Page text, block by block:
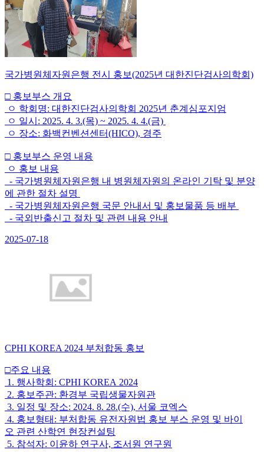
국가병원체자원은행 전시 홍보(2025년 대한진단검사의학회)
□ 홍보부스 개요
ㅇ 학회명: 대한진단검사의학회 2025년 춘계심포지엄
ㅇ 일시: 2025. 4. 3.(목) ~ 2025. 4. 4.(금)
ㅇ 장소: 화백컨벤션센터(HICO), 경주
□ 홍보부스 운영 내용
ㅇ 홍보 내용
- 국가병원체자원은행 내 병원체자원의 온라인 기탁 및 분양
에 관한 절차 설명
- 국가병원체자원은행 국문 안내서 및 홍보물품 등 배부
- 국외반출신고 절차 및 관련 내용 안내
2025-07-18
CPHI KOREA 2024 부처합동 홍보
□주요 내용
1. 행사학회: CPHI KOREA 2024
2. 홍보주관: 환경부 국립생물자원관
3. 일정 및 장소: 2024. 8. 28.(수), 서울 코엑스
4. 홍보형태: 부처합동 유전자원법 홍보 부스 운영 및 바이
오 관련 산학연 현장컨설팅
5. 참석자: 이윤하 연구사, 조서원 연구원